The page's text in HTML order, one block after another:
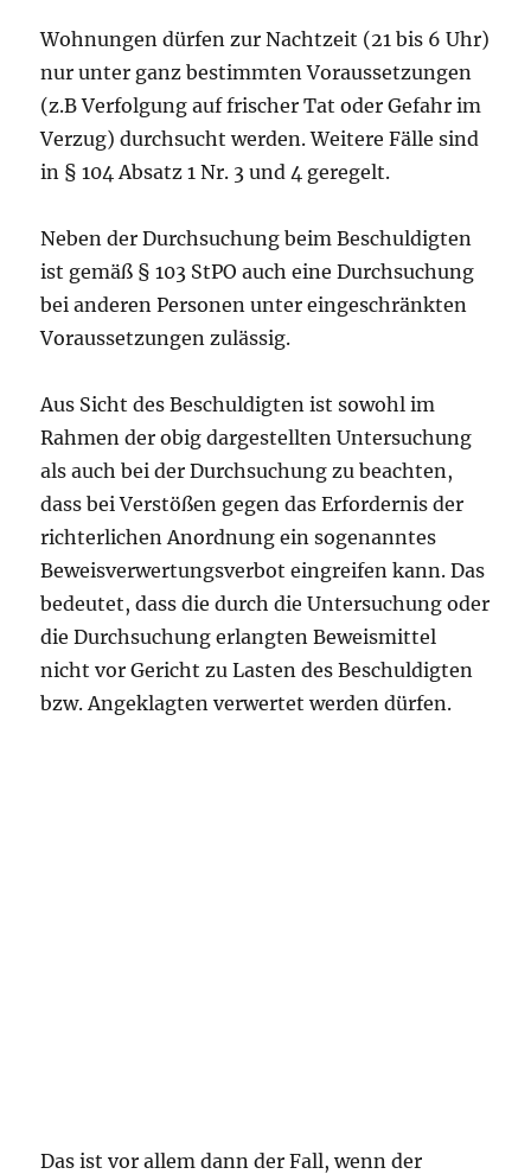
Wohnungen dürfen zur Nachtzeit (21 bis 6 Uhr)
nur unter ganz bestimmten Voraussetzungen
(z.B Verfolgung auf frischer Tat oder Gefahr im
Verzug) durchsucht werden. Weitere Fälle sind
in § 104 Absatz 1 Nr. 3 und 4 geregelt.
Neben der Durchsuchung beim Beschuldigten
ist gemäß § 103 StPO auch eine Durchsuchung
bei anderen Personen unter eingeschränkten
Voraussetzungen zulässig.
Aus Sicht des Beschuldigten ist sowohl im
Rahmen der obig dargestellten Untersuchung
als auch bei der Durchsuchung zu beachten,
dass bei Verstößen gegen das Erfordernis der
richterlichen Anordnung ein sogenanntes
Beweisverwertungsverbot eingreifen kann. Das
bedeutet, dass die durch die Untersuchung oder
die Durchsuchung erlangten Beweismittel
nicht vor Gericht zu Lasten des Beschuldigten
bzw. Angeklagten verwertet werden dürfen.
Das ist vor allem dann der Fall, wenn der